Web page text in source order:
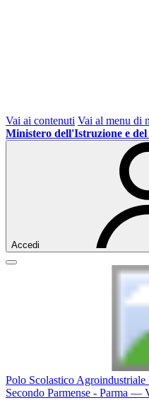
Vai ai contenuti Vai al menu di
Ministero dell'Istruzione e
Accedi
Polo Scolastico Agroindustriale
Secondo Parmense - Parma —